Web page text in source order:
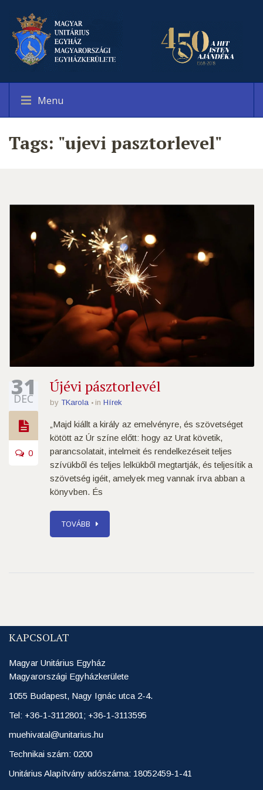
Menu
Tags: "ujevi pasztorlevel"
31
DEC
0
Újévi pásztorlevél
by TKarola in Hírek
„Majd kiállt a király az emelvényre, és szövetséget
kötött az Úr színe előtt: hogy az Urat követik,
parancsolatait, intelmeit és rendelkezéseit teljes
szívükből és teljes lelkükből megtartják, és teljesítik a
szövetség igéit, amelyek meg vannak írva abban a
könyvben. És
TOVÁBB
KAPCSOLAT
Magyar Unitárius Egyház
Magyarországi Egyházkerülete
1055 Budapest, Nagy Ignác utca 2-4.
Tel: +36-1-3112801; +36-1-3113595
muehivatal@unitarius.hu
Technikai szám: 0200
Unitárius Alapítvány adószáma: 18052459-1-41